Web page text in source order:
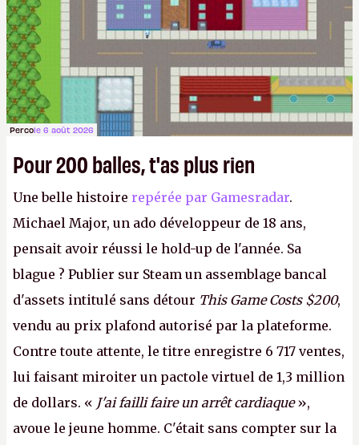
Percole 6 août 2026
Pour 200 balles, t'as plus rien
Une belle histoire repérée par Gamesradar.
Michael Major, un ado développeur de 18 ans,
pensait avoir réussi le hold-up de l'année. Sa
blague ? Publier sur Steam un assemblage bancal
d'assets intitulé sans détour This Game Costs $200,
vendu au prix plafond autorisé par la plateforme.
Contre toute attente, le titre enregistre 6 717 ventes,
lui faisant miroiter un pactole virtuel de 1,3 million
de dollars. « J'ai failli faire un arrêt cardiaque»,
avoue le jeune homme. C'était sans compter sur la